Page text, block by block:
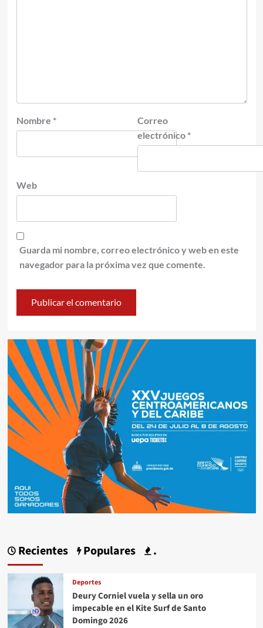
Nombre *
Correo
electrónico *
Web
Guarda mi nombre, correo electrónico y web en este
navegador para la próxima vez que comente.
Recientes Populares .
Deportes
Deury Corniel vuela y sella un oro
impecable en el Kite Surf de Santo
Domingo 2026